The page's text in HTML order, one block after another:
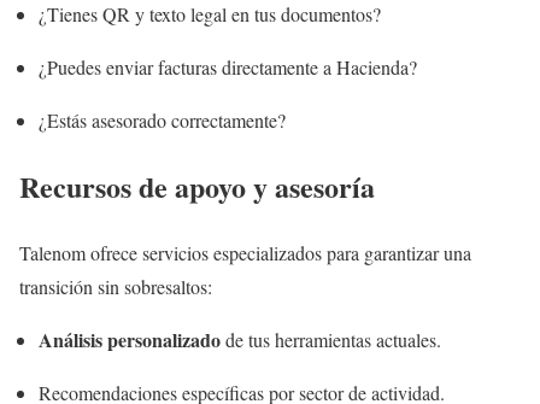
¿Tienes QR y texto legal en tus documentos?
¿Puedes enviar facturas directamente a Hacienda?
¿Estás asesorado correctamente?
Recursos de apoyo y asesoría
Talenom ofrece servicios especializados para garantizar una
transición sin sobresaltos:
Análisis personalizadode tus herramientas actuales.
Recomendaciones específicas por sector de actividad.